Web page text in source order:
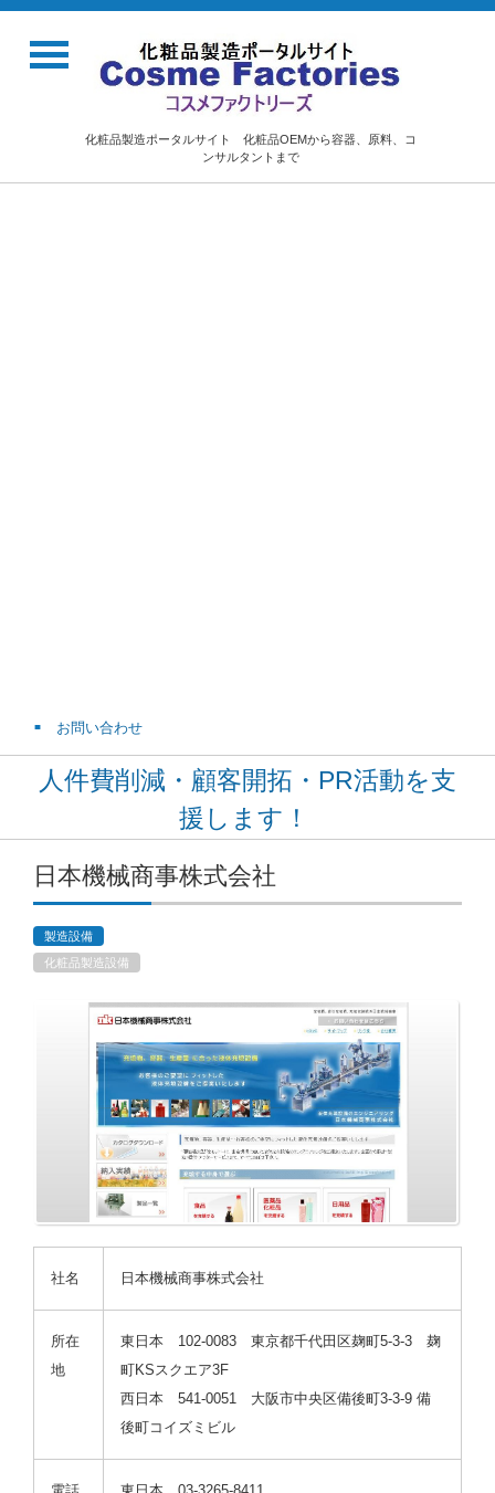
化粧品製造ポータルサイト 化粧品OEMから容器、原料、コ
ンサルタントまで
お問い合わせ
人件費削減・顧客開拓・PR活動を支
援します！
日本機械商事株式会社
製造設備
化粧品製造設備
社名 日本機械商事株式会社
所在
地
東日本 102-0083 東京都千代田区麹町5-3-3 麹
町KSスクエア3F
西日本 541-0051 大阪市中央区備後町3-3-9 備
後町コイズミビル